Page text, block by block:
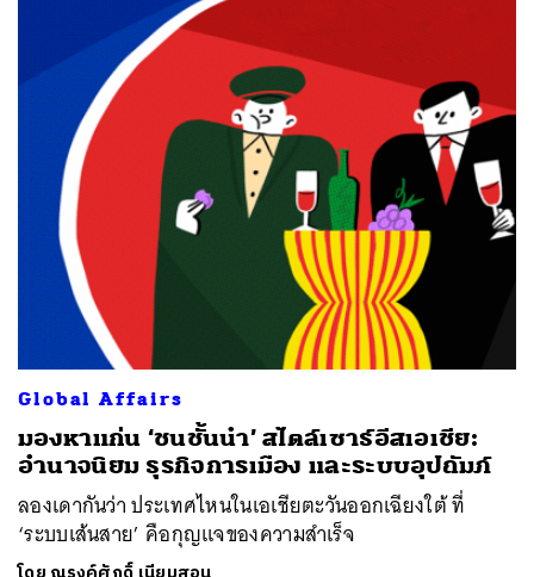
Global Affairs
มองหาแก่น ‘ชนชั้นนำ’ สไตล์เซาธ์อีสเอเชีย:
อำนาจนิยม ธุรกิจการเมือง และระบบอุปถัมภ์
ลองเดากันว่า ประเทศไหนในเอเชียตะวันออกเฉียงใต้ ที่
‘ระบบเส้นสาย’ คือกุญแจของความสำเร็จ